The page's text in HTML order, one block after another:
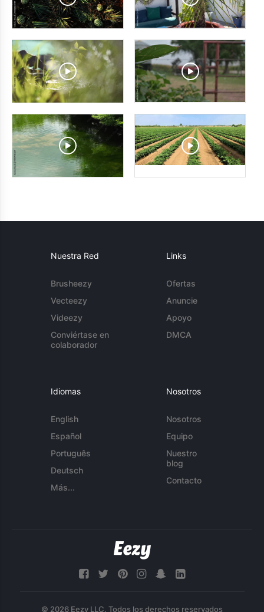
Nuestra Red
Brusheezy
Vecteezy
Videezy
Conviértase en
colaborador
Links
Ofertas
Anuncie
Apoyo
DMCA
Idiomas
English
Español
Português
Deutsch
Más...
Nosotros
Nosotros
Equipo
Nuestro
blog
Contacto
© 2026 Eezy LLC. Todos los derechos reservados